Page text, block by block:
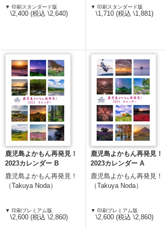
▼ 印刷スタンダード版
\2,400 (税込 \2,640)
▼ 印刷スタンダード版
\1,710 (税込 \1,881)
鹿児島よかもん再発見！
2023カレンダー B
鹿児島よかもん再発見！
（Takuya Noda）
▼ 印刷プレミアム版
\2,600 (税込 \2,860)
鹿児島よかもん再発見！
2023カレンダー A
鹿児島よかもん再発見！
（Takuya Noda）
▼ 印刷プレミアム版
\2,600 (税込 \2,860)